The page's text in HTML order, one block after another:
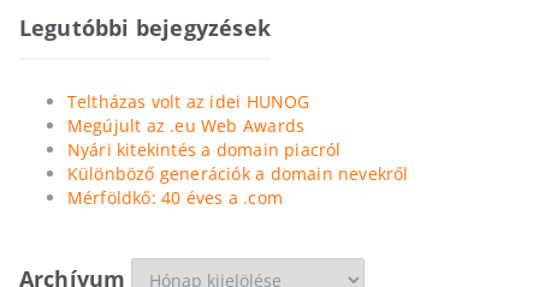
Legutóbbi bejegyzések
Teltházas volt az idei HUNOG
Megújult az .eu Web Awards
Nyári kitekintés a domain piacról
Különböző generációk a domain nevekről
Mérföldkő: 40 éves a .com
Archívum